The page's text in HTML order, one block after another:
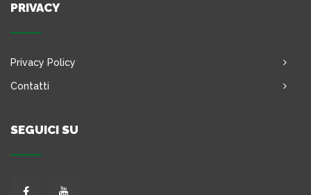
PRIVACY
Privacy Policy
Contatti
SEGUICI SU